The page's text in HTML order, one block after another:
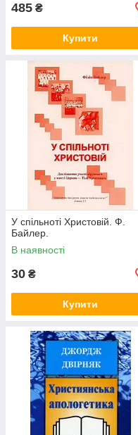
485 ₴
Купити
У спільноті Христовій. Ф.
Байлер.
В наявності
30 ₴
Купити